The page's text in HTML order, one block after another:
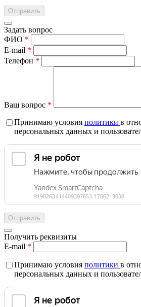
Задать вопрос
ФИО *
E-mail *
Телефон *
Ваш вопрос *
Принимаю условия политики в
персональных данных и
Получить реквизиты
E-mail *
Принимаю условия политики в
персональных данных и